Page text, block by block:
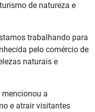
de natureza e
trabalhando para
pelo comércio de
naturais e
a
e atrair visitantes